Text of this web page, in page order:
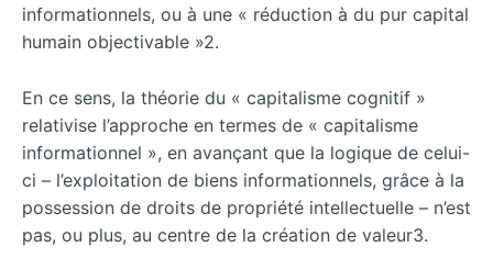
informationnels, ou à une « réduction à du pur capital
humain objectivable »2.
En ce sens, la théorie du « capitalisme cognitif »
relativise l’approche en termes de « capitalisme
informationnel », en avançant que la logique de celui-
ci – l’exploitation de biens informationnels, grâce à la
possession de droits de propriété intellectuelle – n’est
pas, ou plus, au centre de la création de valeur3.